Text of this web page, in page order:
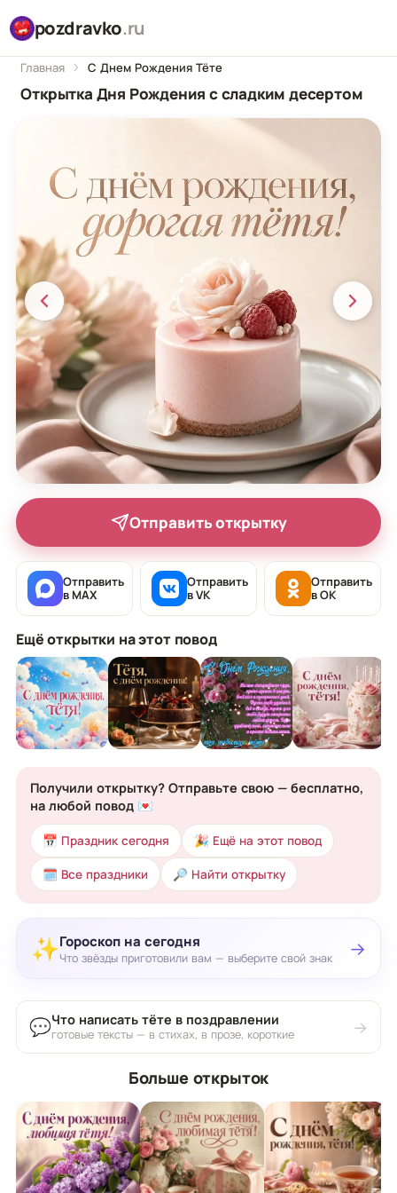
pozdravko.ru
Главная С Днем Рождения Тёте
Открытка Дня Рождения с сладким десертом
Отправить открытку
Отправить
в MAX
Отправить
в VK
Отправить
в OK
Ещё открытки на этот повод
Получили открытку? Отправьте свою — бесплатно,
на любой повод 💌
📅 Праздник сегодня 🎉 Ещё на этот повод
🗓 Все праздники 🔎 Найти открытку
✨Гороскоп на сегодня
Что звёзды приготовили вам — выберите свой знак →
💬Что написать тёте в поздравлении
готовые тексты — в стихах, в прозе, короткие →
Больше открыток